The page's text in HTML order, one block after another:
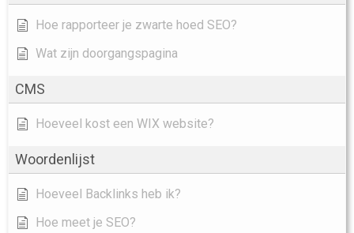
Hoe rapporteer je zwarte hoed SEO?
Wat zijn doorgangspagina
CMS
Hoeveel kost een WIX website?
Woordenlijst
Hoeveel Backlinks heb ik?
Hoe meet je SEO?